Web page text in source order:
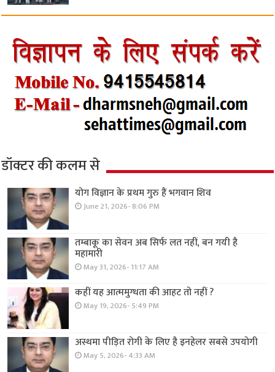
डॉक्टर की कलम से
योग विज्ञान के प्रथम गुरु हैं भगवान शिव
June 21, 2026- 8:06 PM
तम्बाकू का सेवन अब सिर्फ लत नहीं, बन गयी है
महामारी
May 31, 2026- 11:17 AM
कहीं यह आत्ममुग्धता की आहट तो नहीं ?
May 19, 2026- 5:49 PM
अस्थमा पीड़ित रोगी के लिए है इनहेलर सबसे उपयोगी
May 5, 2026- 4:33 AM